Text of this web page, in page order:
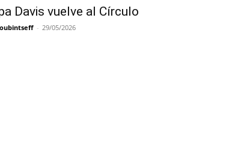
Davis vuelve al Círculo
- 29/05/2026